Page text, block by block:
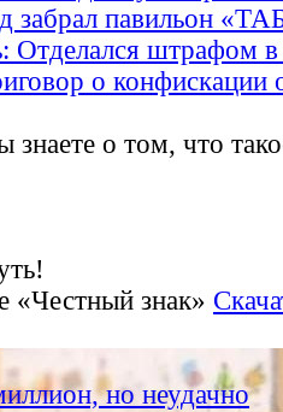
забрал павильон
Отделался штрафом
о конфискации
о том, что
«Честный знак»
но неудачно